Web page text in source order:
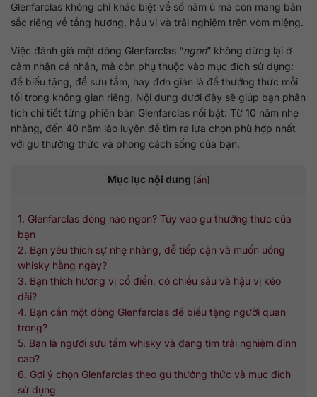
Glenfarclas không chỉ khác biệt về số năm ủ mà còn mang bản
sắc riêng về tầng hương, hậu vị và trải nghiệm trên vòm miệng.
Việc đánh giá một dòng Glenfarclas “ngon” không dừng lại ở
cảm nhận cá nhân, mà còn phụ thuộc vào mục đích sử dụng:
để biếu tặng, để sưu tầm, hay đơn giản là để thưởng thức mỗi
tối trong không gian riêng. Nội dung dưới đây sẽ giúp bạn phân
tích chi tiết từng phiên bản Glenfarclas nổi bật: Từ 10 năm nhẹ
nhàng, đến 40 năm lão luyện để tìm ra lựa chọn phù hợp nhất
với gu thưởng thức và phong cách sống của bạn.
Mục lục nội dung [ẩn]
1. Glenfarclas dòng nào ngon? Tùy vào gu thưởng thức của
bạn
2. Bạn yêu thích sự nhẹ nhàng, dễ tiếp cận và muốn uống
whisky hằng ngày?
3. Bạn thích hương vị cổ điển, có chiều sâu và hậu vị kéo
dài?
4. Bạn cần một dòng Glenfarclas để biếu tặng người quan
trọng?
5. Bạn là người sưu tầm whisky và đang tìm trải nghiệm đỉnh
cao?
6. Gợi ý chọn Glenfarclas theo gu thưởng thức và mục đích
sử dụng